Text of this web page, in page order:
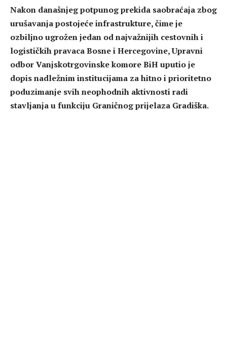
Nakon današnjeg potpunog prekida saobraćaja zbog
urušavanja postojeće infrastrukture, čime je
ozbiljno ugrožen jedan od najvažnijih cestovnih i
logističkih pravaca Bosne i Hercegovine, Upravni
odbor Vanjskotrgovinske komore BiH uputio je
dopis nadležnim institucijama za hitno i prioritetno
poduzimanje svih neophodnih aktivnosti radi
stavljanja u funkciju Graničnog prijelaza Gradiška.